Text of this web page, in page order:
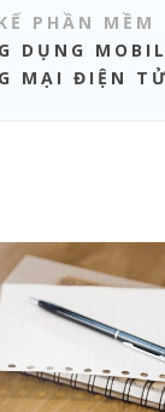
PHẦN MỀM
DỤNG
MẠI ĐIỆN